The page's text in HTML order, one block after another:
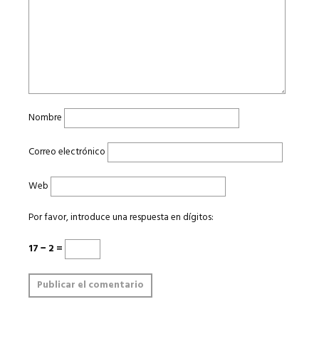
Nombre
Correo electrónico
Web
Por favor, introduce una respuesta en dígitos:
17 − 2 =